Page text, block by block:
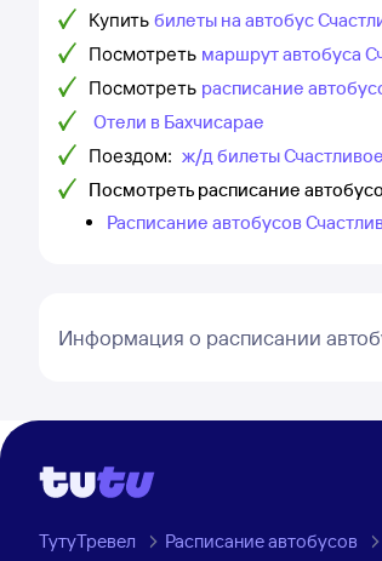
Купить билеты на автобус
Посмотреть маршрут автобуса
Посмотреть расписание
Отели в Бахчисарае
Поездом: ж/д билеты
Посмотреть расписание
Расписание автобусов
Информация о расписании
ТутуТревел Расписание автобусов